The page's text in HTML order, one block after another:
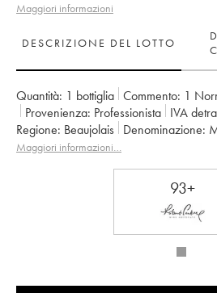
Maggiori informazioni
DESCRIZIONE DEL LOTTO
Quantità: 1 bottiglia Commento: 1
Provenienza:
professionista IVA
Regione:
Beaujolais Denominazione:
Proprietario: Louis-Claude Desvignes
Maggiori informazioni…
93+